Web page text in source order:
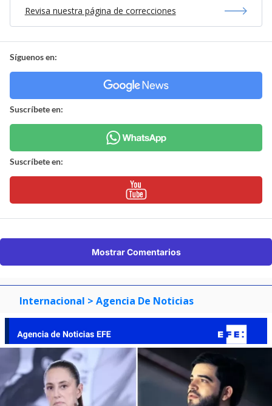
Revisa nuestra página de correcciones
Síguenos en:
Suscríbete en:
Suscríbete en:
Mostrar Comentarios
Internacional > Agencia De Noticias